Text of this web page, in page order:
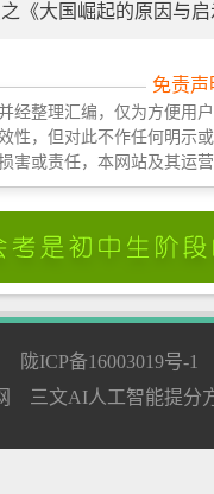
《大国崛起的原因与
免责声
经整理汇编，仅为方便用
性，但对此不作任何明示
害或责任，本网站及其运
陇ICP备16003019号-1
三文AI人工智能提分